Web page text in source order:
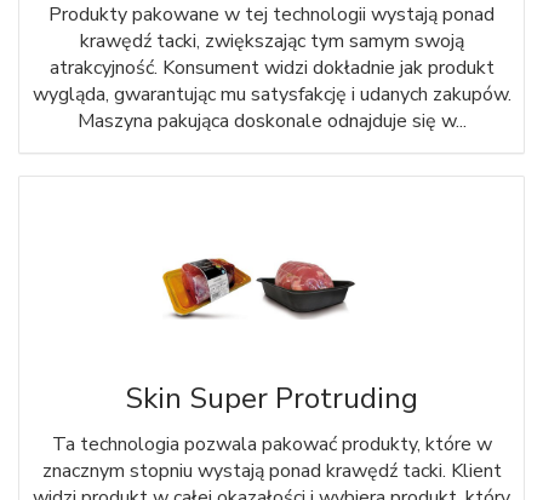
Produkty pakowane w tej technologii wystają ponad
krawędź tacki, zwiększając tym samym swoją
atrakcyjność. Konsument widzi dokładnie jak produkt
wygląda, gwarantując mu satysfakcję i udanych zakupów.
Maszyna pakująca doskonale odnajduje się w...
Skin Super Protruding
Ta technologia pozwala pakować produkty, które w
znacznym stopniu wystają ponad krawędź tacki. Klient